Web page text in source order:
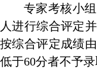
专家考核小
人进行综合评定
按综合评定成绩
低于60分者不予录